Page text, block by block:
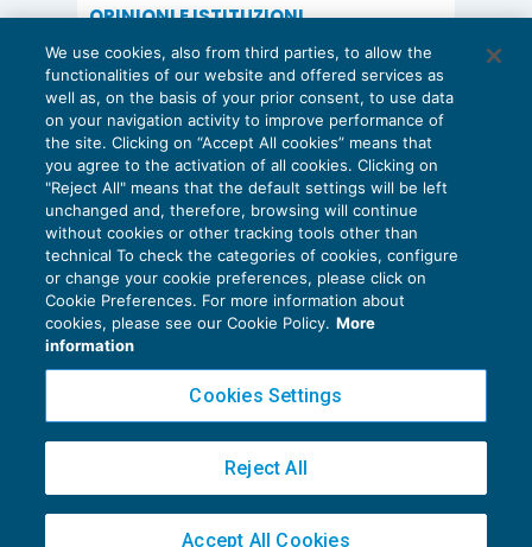
OPINIONI E ISTITUZIONI
Valorizzare il potenziale dello Studio:
una riflessione sul futuro della
consulenza del lavoro
15 Giugno 2026
di Milena Montanari
Privacy Policy
Cookie Policy
Copyright 2016 ©Gruppo Euroconference S.p.A.v2.32.1
Piazza Luigi Einaudi, 10N01 - 20124 Milano - info@ecnews.it
02776120236
We use cookies, also from third parties, to allow the
functionalities of our website and offered services as
well as, on the basis of your prior consent, to use data
on your navigation activity to improve performance of
the site. Clicking on “Accept All cookies” means that
you agree to the activation of all cookies. Clicking on
"Reject All" means that the default settings will be left
unchanged and, therefore, browsing will continue
without cookies or other tracking tools other than
technical To check the categories of cookies, configure
or change your cookie preferences, please click on
Cookie Preferences. For more information about
cookies, please see our Cookie Policy. More
information
Cookies Settings
Reject All
Accept All Cookies